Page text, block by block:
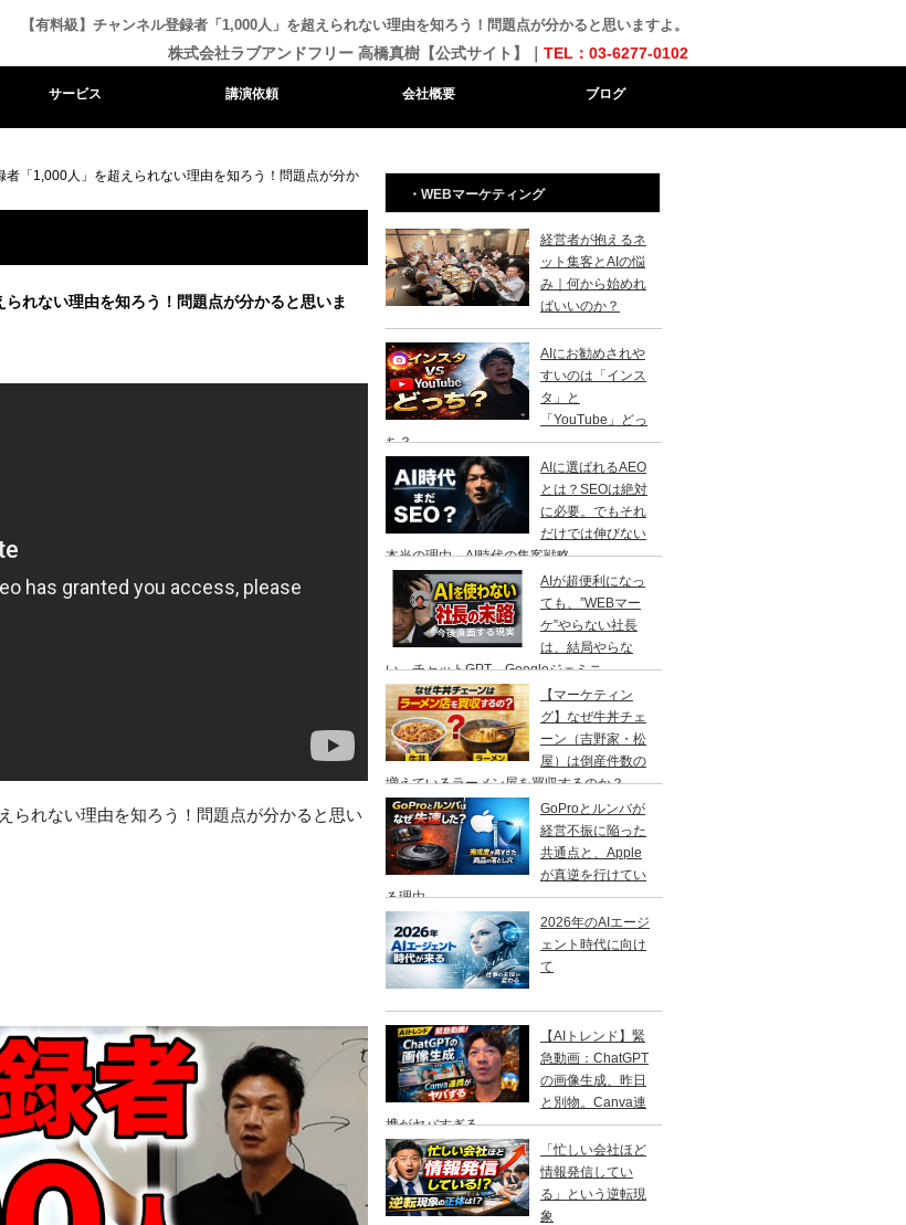
【有料級】チャンネル登録者「1,000人」を超えられない理由を知ろう！問題点が分かると思いますよ。
株式会社ラブアンドフリー 高橋真樹【公式サイト】｜ TEL：03-6277-0102
サービス 講演依頼 会社概要 ブログ
者「1,000人」を超えられない理由を知ろう！問題点が分か
れない理由を知ろう！問題点が分かると思いま
られない理由を知ろう！問題点が分かると思い
・WEBマーケティング
経営者が抱えるネ
ット集客とAIの悩
み｜何から始めれ
ばいいのか？
AIにお勧めされや
すいのは「インス
タ」と
「YouTube」どっ
ち？
AIに選ばれるAEO
とは？SEOは絶対
に必要。でもそれ
だけでは伸びない
本当の理由、AI時代の集客戦略
AIが超便利になっ
ても、”WEBマー
ケ”やらない社長
は、結局やらな
い。チャットGPT、Googleジェミニ
【マーケティン
グ】なぜ牛丼チェ
ーン（吉野家・松
屋）は倒産件数の
増えているラーメン屋を買収するのか？
GoProとルンバが
経営不振に陥った
共通点と、Apple
が真逆を行けてい
る理由
2026年のAIエージ
ェント時代に向け
て
【AIトレンド】緊
急動画：ChatGPT
の画像生成、昨日
と別物。Canva連
携がヤバすぎる
「忙しい会社ほど
情報発信してい
る」という逆転現
象